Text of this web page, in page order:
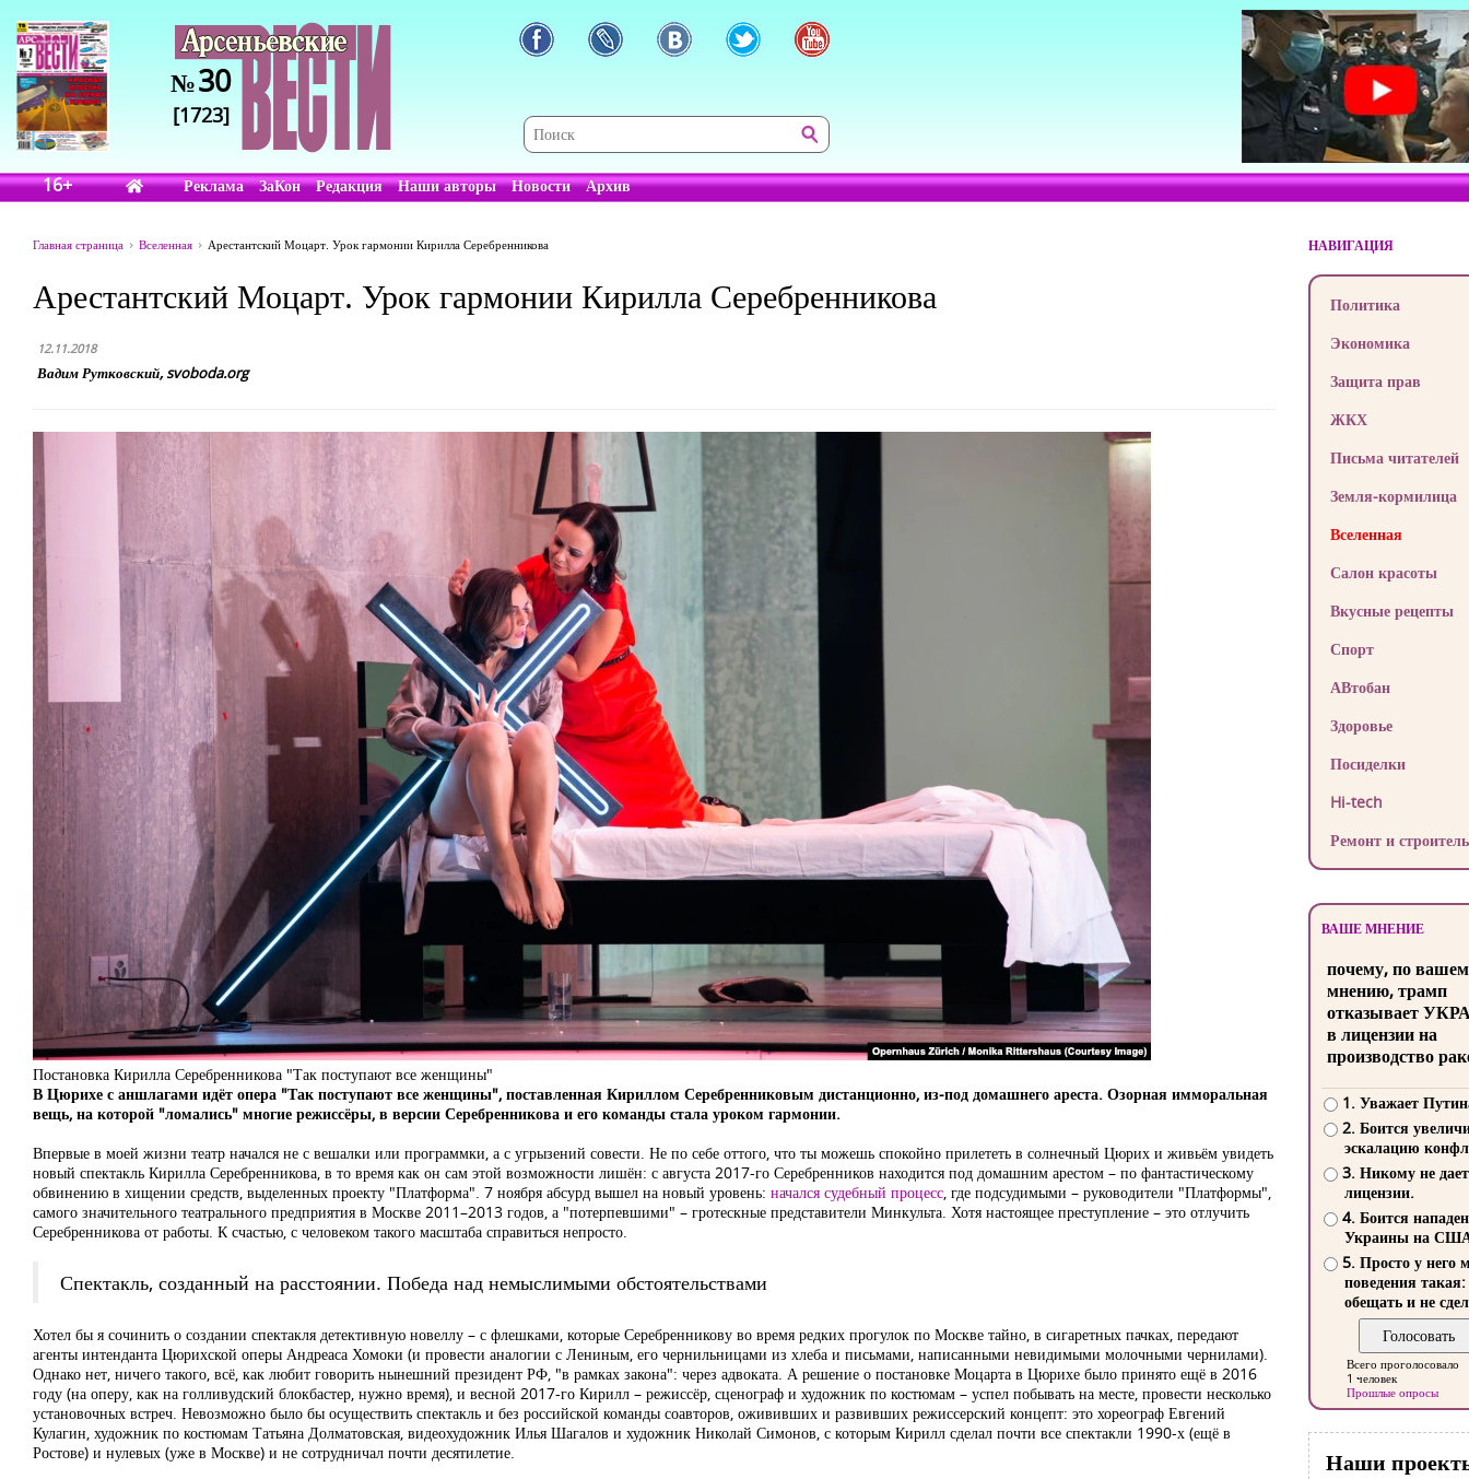
№30
[1723]
16+ Реклама ЗаКон Редакция Наши авторы Новости Архив
Главная страница Вселенная Арестантский Моцарт. Урок гармонии Кирилла Серебренникова
Арестантский Моцарт. Урок гармонии Кирилла Серебренникова
12.11.2018
Вадим Рутковский, svoboda.org
Постановка Кирилла Серебренникова "Так поступают все женщины"
В Цюрихе с аншлагами идёт опера "Так поступают все женщины", поставленная Кириллом Серебренниковым дистанционно, из-под домашнего ареста. Озорная имморальная
вещь, на которой "ломались" многие режиссёры, в версии Серебренникова и его команды стала уроком гармонии.
Впервые в моей жизни театр начался не с вешалки или программки, а с угрызений совести. Не по себе оттого, что ты можешь спокойно прилететь в солнечный Цюрих и живьём увидеть
новый спектакль Кирилла Серебренникова, в то время как он сам этой возможности лишён: с августа 2017-го Серебренников находится под домашним арестом – по фантастическому
обвинению в хищении средств, выделенных проекту "Платформа". 7 ноября абсурд вышел на новый уровень: начался судебный процесс, где подсудимыми – руководители "Платформы",
самого значительного театрального предприятия в Москве 2011–2013 годов, а "потерпевшими" – гротескные представители Минкульта. Хотя настоящее преступление – это отлучить
Серебренникова от работы. К счастью, с человеком такого масштаба справиться непросто.
Спектакль, созданный на расстоянии. Победа над немыслимыми обстоятельствами
Хотел бы я сочинить о создании спектакля детективную новеллу – с флешками, которые Серебренникову во время редких прогулок по Москве тайно, в сигаретных пачках, передают
агенты интенданта Цюрихской оперы Андреаса Хомоки (и провести аналогии с Лениным, его чернильницами из хлеба и письмами, написанными невидимыми молочными чернилами).
Однако нет, ничего такого, всё, как любит говорить нынешний президент РФ, "в рамках закона": через адвоката. А решение о постановке Моцарта в Цюрихе было принято ещё в 2016
году (на оперу, как на голливудский блокбастер, нужно время), и весной 2017-го Кирилл – режиссёр, сценограф и художник по костюмам – успел побывать на месте, провести несколько
установочных встреч. Невозможно было бы осуществить спектакль и без российской команды соавторов, ожививших и развивших режиссерский концепт: это хореограф Евгений
Кулагин, художник по костюмам Татьяна Долматовская, видеохудожник Илья Шагалов и художник Николай Симонов, с которым Кирилл сделал почти все спектакли 1990-х (ещё в
Ростове) и нулевых (уже в Москве) и не сотрудничал почти десятилетие.
НАВИГАЦИЯ
Политика
Экономика
Защита прав
ЖКХ
Письма читателей
Земля-кормилица
Вселенная
Салон красоты
Вкусные рецепты
Спорт
АВтобан
Здоровье
Посиделки
Hi-tech
Ремонт и
ВАШЕ МНЕНИЕ
почему, по
мнению, трамп
отказывает
в лицензии на
производство
1. Уважает
2. Боится
эскалацию
3. Никому не
лицензии.
4. Боится
Украины на
5. Просто у него
поведения такая:
обещать и не
Всего проголосовало
1 человек
Прошлые опросы
Наши